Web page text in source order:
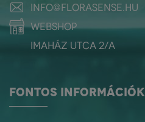
info@florasense.hu
webshop
Imaház utca 2/a
FONTOS INFORMÁCIÓK